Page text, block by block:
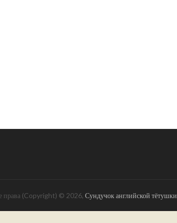
права (Copyright) © 2026, Сундучок английской тётушки